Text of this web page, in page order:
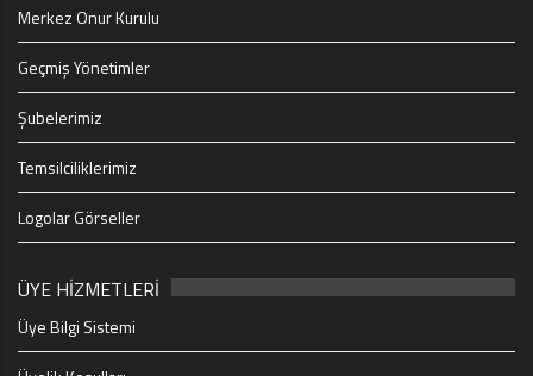
Merkez Onur Kurulu
Geçmiş Yönetimler
Şubelerimiz
Temsilciliklerimiz
Logolar Görseller
ÜYE HİZMETLERİ
Üye Bilgi Sistemi